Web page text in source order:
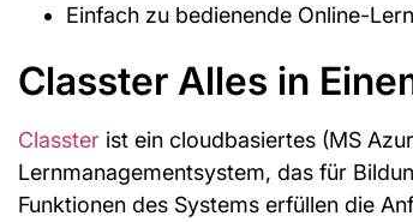
Einfach zu bedienende Online-
Classter Alles in
Classter ist ein cloudbasiertes (MS
Lernmanagementsystem, das für
Funktionen des Systems erfüllen die